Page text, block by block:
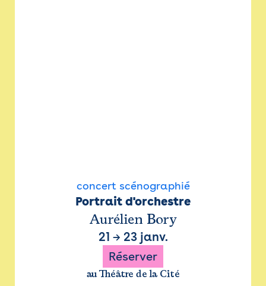
concert scénographié
Portrait d'orchestre
Aurélien Bory
21 → 23 janv.
Réserver
au Théâtre de la Cité